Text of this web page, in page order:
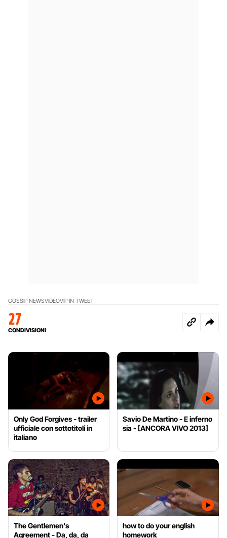
GOSSIP NEWSVIDEOVIP IN TWEET
27
CONDIVISIONI
Only God Forgives - trailer
ufficiale con sottotitoli in
italiano
Savio De Martino - E inferno
sia - [ANCORA VIVO 2013]
The Gentlemen's
Agreement - Da, da, da
how to do your english
homework